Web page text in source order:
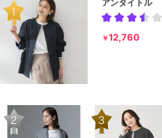
アンタイトル
￥12,760